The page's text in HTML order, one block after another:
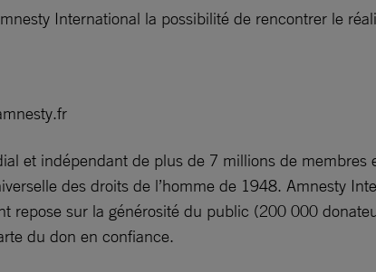
International la possibilité de rencontrer le
et indépendant de plus de 7 millions de
des droits de l’homme de 1948. Amnesty
repose sur la générosité du public (200 000
du don en confiance.